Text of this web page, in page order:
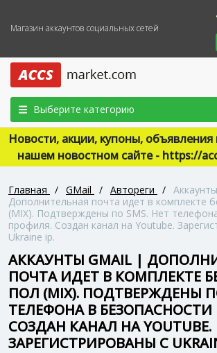
Магазин аккаунтов социальных сетей
Выберите категорию
Новости, акции, купоны, объявления
нашем новостном сайте - https://
Главная / GMail / Автореги /
Дополнительная почта идет в комплекте
(MIX). Подтверждены по SMS. Нет
профиля. Создан канал на Youtube.
Ukraine ip.
АККАУНТЫ GMAIL |
ПОЧТА ИДЕТ В КОМПЛЕКТЕ
ПОЛ (MIX). ПОДТВЕРЖДЕНЫ
ТЕЛЕФОНА В
СОЗДАН КАНАЛ НА YOUTUBE.
ЗАРЕГИСТРИРОВАНЫ С